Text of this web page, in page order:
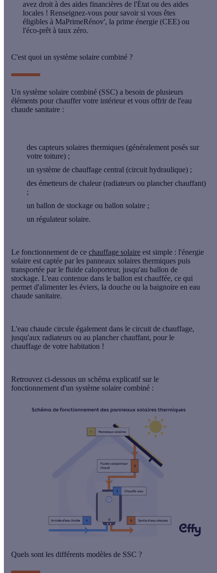
avez droit à des aides financières de l'État ou des aides
locales ! Renseignez-vous pour savoir si vous êtes
éligibles à MaPrimeRénov', la prime énergie (CEE) ou
l'éco-prêt à taux zéro.
C'est quoi un système solaire combiné ?
Un système solaire combiné (SSC) a besoin de plusieurs
éléments pour chauffer votre intérieur et vous offrir de l'eau
chaude sanitaire :
des capteurs solaires thermiques (généralement posés sur
votre toiture) ;
un système de chauffage central (circuit hydraulique) ;
des émetteurs de chaleur (radiateurs ou plancher chauffant)
;
un ballon de stockage ou ballon solaire ;
un régulateur solaire.
Le fonctionnement de ce chauffage solaire est simple : l'énergie
solaire est captée par les panneaux solaires thermiques puis
transportée par le fluide caloporteur, jusqu'au ballon de
stockage. L'eau contenue dans le ballon est chauffée, ce qui
permet d'alimenter les éviers, la douche ou la baignoire en eau
chaude sanitaire.
L'eau chaude circule également dans le circuit de chauffage,
jusqu'aux radiateurs ou au plancher chauffant, pour le
chauffage de votre habitation !
Retrouvez ci-dessous un schéma explicatifsur le
fonctionnement d'un système solaire combiné :
Quels sont les différents modèles de SSC ?